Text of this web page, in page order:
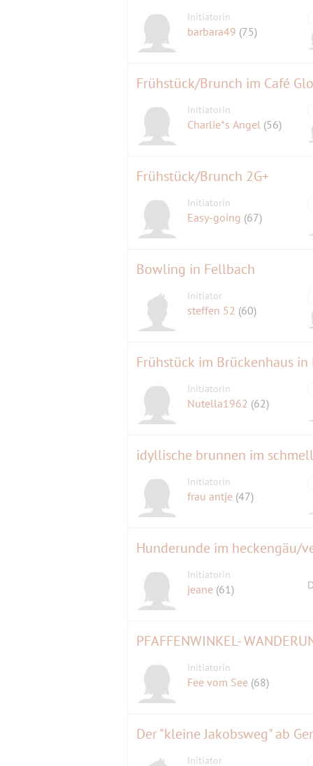
Initiatorin
barbara49 (75)
Frühstück/Brunch im Café
Initiatorin
Charlie*s Angel (56)
Frühstück/Brunch 2G+
Initiatorin
Easy-going (67)
Bowling in Fellbach
Initiator
steffen 52 (60)
Frühstück im Brückenhaus
Initiatorin
Nutella1962 (62)
idyllische brunnen im
Initiatorin
frau antje (47)
Initiatorin
jeane (61)
Initiatorin
Fee vom See (68)
Der "kleine Jakobsweg" ab
Initiator